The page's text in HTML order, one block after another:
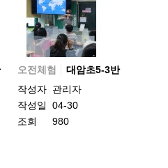
오전체험
대암초5-3반
작성자 관리자
작성일
04-30
조회
980